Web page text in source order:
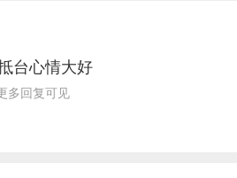
台心情大好
多回复可见